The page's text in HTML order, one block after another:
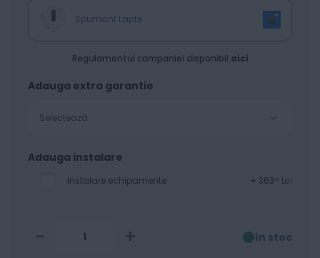
Spumant Lapte
Regulamentul campaniei disponibil aici
Adauga extra garantie
Selectează
Adauga instalare
Instalare echipamente + 363 Lei
- + în stoc